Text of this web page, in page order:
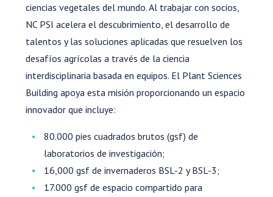
ciencias vegetales del mundo. Al trabajar con socios,
NC PSI acelera el descubrimiento, el desarrollo de
talentos y las soluciones aplicadas que resuelven los
desafíos agrícolas a través de la ciencia
interdisciplinaria basada en equipos. El Plant Sciences
Building apoya esta misión proporcionando un espacio
innovador que incluye:
80.000 pies cuadrados brutos (gsf) de
laboratorios de investigación;
16,000 gsf de invernaderos BSL-2 y BSL-3;
17.000 gsf de espacio compartido para